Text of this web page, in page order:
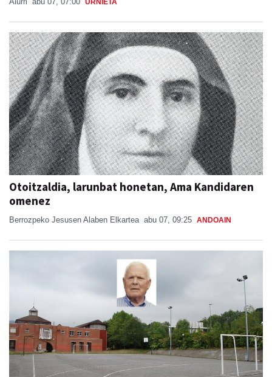
URNIETA
Otoitzaldia, larunbat honetan, Ama Kandidaren
omenez
Berrozpeko Jesusen Alaben Elkartea abu 07, 09:25 ANDOAIN